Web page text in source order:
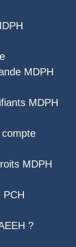
MDPH
MDPH
MDPH
PCH
?